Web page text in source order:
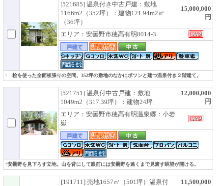
[521685] 温泉付き中古戸建：敷地
1166m2（352坪）：建物121.94m2㎡
（36坪）
15,000,000
円
エリア：安曇野市穂高有明8014-3
↑ 桧を使った全面板張りの空間。352坪の敷地のなかにポツンと建つ温泉付き２階建て。
[521751] 温泉付中古戸建：敷地
1049m2（317.39坪）：建物24坪
12,000,000
円
エリア：安曇野市穂高有明温泉郷：小岩
嶽
↑安曇野を見下ろす立地。山を背にして眼前には安曇野を遠くまで見渡す眺望が開ける。
[191711] 売地1657㎡（501坪）温泉付
11,500,000